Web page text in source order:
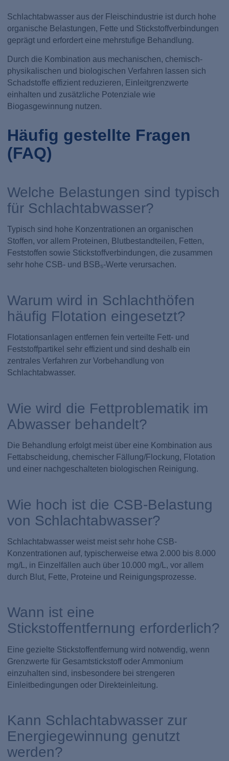
Schlachtabwasser aus der Fleischindustrie ist durch hohe
organische Belastungen, Fette und Stickstoffverbindungen
geprägt und erfordert eine mehrstufige Behandlung.
Durch die Kombination aus mechanischen, chemisch-
physikalischen und biologischen Verfahren lassen sich
Schadstoffe effizient reduzieren, Einleitgrenzwerte
einhalten und zusätzliche Potenziale wie
Biogasgewinnung nutzen.
Häufig gestellte Fragen
(FAQ)
Welche Belastungen sind typisch
für Schlachtabwasser?
Typisch sind hohe Konzentrationen an organischen
Stoffen, vor allem Proteinen, Blutbestandteilen, Fetten,
Feststoffen sowie Stickstoffverbindungen, die zusammen
sehr hohe CSB- und BSB₅-Werte verursachen.
Warum wird in Schlachthöfen
häufig Flotation eingesetzt?
Flotationsanlagen entfernen fein verteilte Fett- und
Feststoffpartikel sehr effizient und sind deshalb ein
zentrales Verfahren zur Vorbehandlung von
Schlachtabwasser.
Wie wird die Fettproblematik im
Abwasser behandelt?
Die Behandlung erfolgt meist über eine Kombination aus
Fettabscheidung, chemischer Fällung/Flockung, Flotation
und einer nachgeschalteten biologischen Reinigung.
Wie hoch ist die CSB-Belastung
von Schlachtabwasser?
Schlachtabwasser weist meist sehr hohe CSB-
Konzentrationen auf, typischerweise etwa 2.000 bis 8.000
mg/L, in Einzelfällen auch über 10.000 mg/L, vor allem
durch Blut, Fette, Proteine und Reinigungsprozesse.
Wann ist eine
Stickstoffentfernung erforderlich?
Eine gezielte Stickstoffentfernung wird notwendig, wenn
Grenzwerte für Gesamtstickstoff oder Ammonium
einzuhalten sind, insbesondere bei strengeren
Einleitbedingungen oder Direkteinleitung.
Kann Schlachtabwasser zur
Energiegewinnung genutzt
werden?